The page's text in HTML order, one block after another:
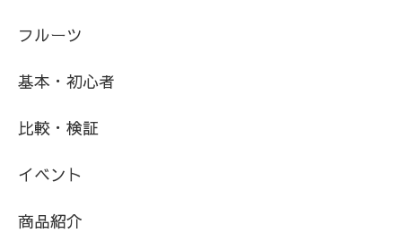
フルーツ
基本・初心者
比較・検証
イベント
商品紹介